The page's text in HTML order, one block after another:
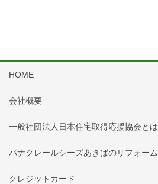
HOME
会社概要
一般社団法人日本住宅取得応援協会とは
パナクレールシーズあきばのリフォーム
クレジットカード